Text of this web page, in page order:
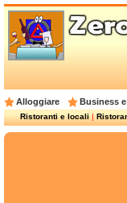
Alloggiare Business
Ristoranti e locali|